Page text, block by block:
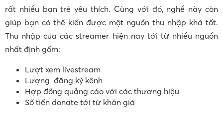
rất nhiều bạn trẻ yêu thích. Cùng với đó, nghề này còn
giúp bạn có thể kiến được một nguồn thu nhập khá tốt.
Thu nhập của các streamer hiện nay tới từ nhiều nguồn
nhất định gồm:
Lượt xem livestream
Lượng đăng ký kênh
Hợp đồng quảng cáo với các thương hiệu
Số tiền donate tới từ khán giá